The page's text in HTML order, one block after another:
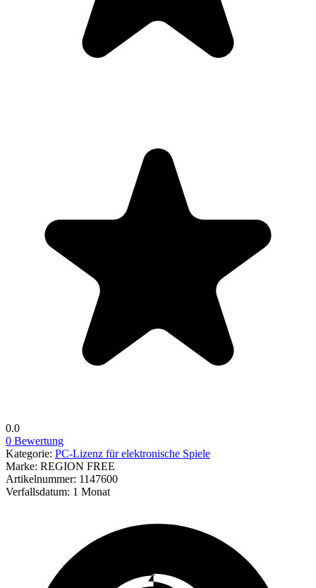
0.0
0 Bewertung
Kategorie: PC-Lizenz für elektronische Spiele
Marke: REGION FREE
Artikelnummer: 1147600
Verfallsdatum: 1 Monat